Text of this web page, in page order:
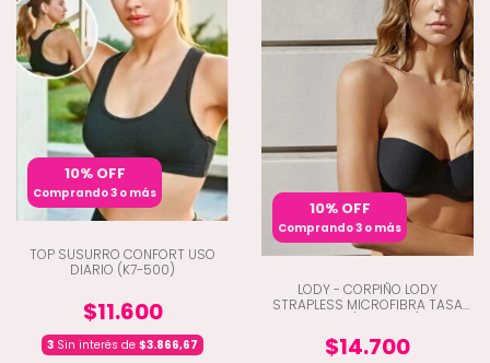
10% OFF
Comprando 3 o más
TOP SUSURRO CONFORT USO
DIARIO (K7-500)
$11.600
3 Sin interés de $3.866,67
10% OFF
Comprando 3 o más
LODY - CORPIÑO LODY
STRAPLESS MICROFIBRA TASA
$14.700